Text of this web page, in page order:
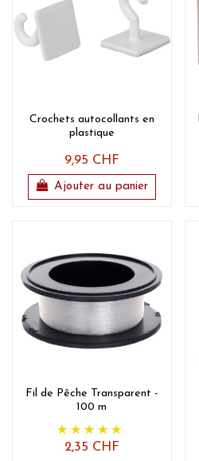
Crochets autocollants en
plastique
9,95 CHF
Ajouter au panier
Fil de Pêche Transparent -
100 m
2,35 CHF